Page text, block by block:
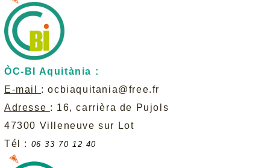
ÒC-BI Aquitània :
E-mail :ocbiaquitania@free.fr
Adresse : 16, carrièra de Pujols
47300 Villeneuve sur Lot
Tél : 06 33 70 12 40